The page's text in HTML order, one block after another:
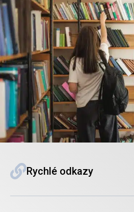
Rychlé odkazy